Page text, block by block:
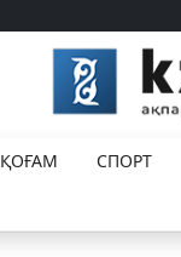
ҚОҒАМ СПОРТ